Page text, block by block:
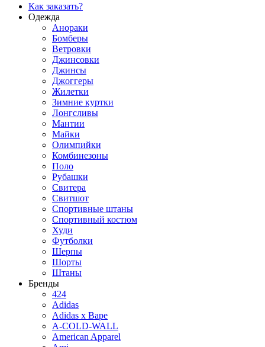
Как заказать?
Одежда
Анораки
Бомберы
Ветровки
Джинсовки
Джинсы
Джоггеры
Жилетки
Зимние куртки
Лонгсливы
Мантии
Майки
Олимпийки
Комбинезоны
Поло
Рубашки
Свитера
Свитшот
Спортивные штаны
Спортивный костюм
Худи
Футболки
Шерпы
Шорты
Штаны
Бренды
424
Adidas
Adidas x Bape
A-COLD-WALL
American Apparel